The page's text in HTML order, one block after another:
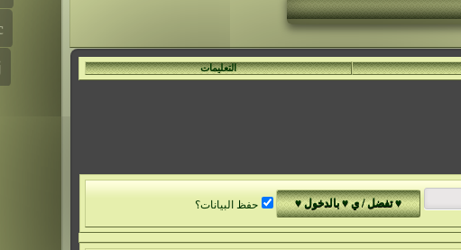
التعليمات
حفظ البيانات؟